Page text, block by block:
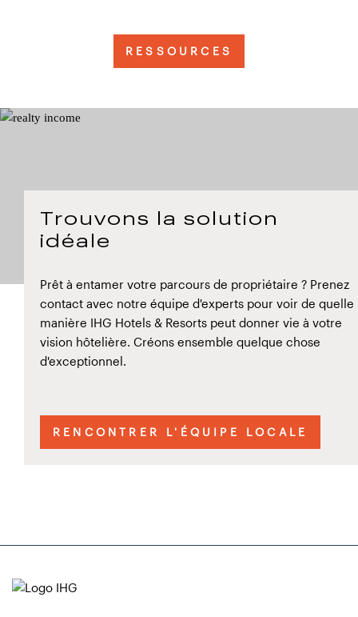
RESSOURCES
Trouvons la solution
idéale
Prêt à entamer votre parcours de propriétaire ? Prenez
contact avec notre équipe d'experts pour voir de quelle
manière IHG Hotels & Resorts peut donner vie à votre
vision hôtelière. Créons ensemble quelque chose
d'exceptionnel.
RENCONTRER L'ÉQUIPE LOCALE